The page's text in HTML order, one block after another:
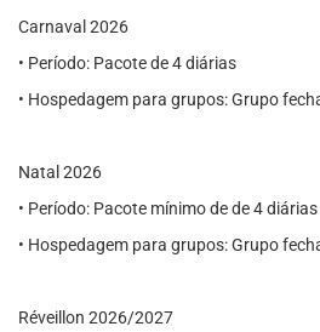
Carnaval 2026
• Período: Pacote de 4 diárias
• Hospedagem para grupos: Grupo
Natal 2026
• Período: Pacote mínimo de de 4 diárias
• Hospedagem para grupos: Grupo
Réveillon 2026/2027